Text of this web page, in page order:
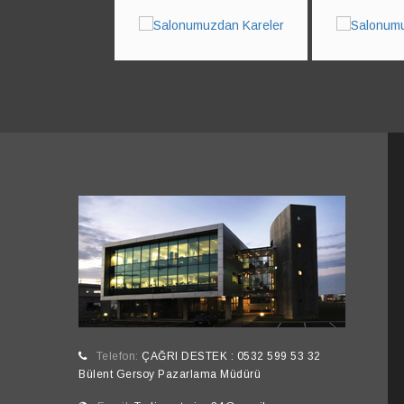
Telefon: ÇAĞRI DESTEK : 0532 599 53 32
Bülent Gersoy Pazarlama Müdürü